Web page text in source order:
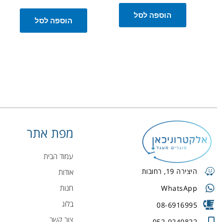
הוספה לסל
הוספה לסל
היצירה 19, רחובות
WhatsApp
08-6916995
מפת אתר
עמוד הבית
אודות
חנות
בלוג
צור קשר